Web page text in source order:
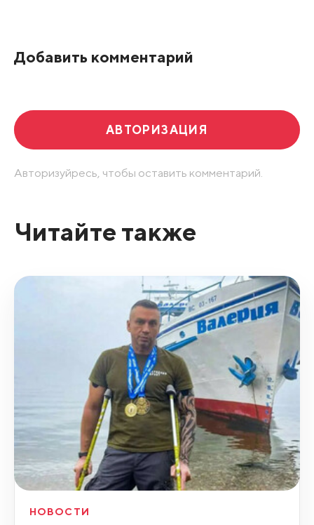
Добавить комментарий
АВТОРИЗАЦИЯ
Авторизуйресь, чтобы оставить комментарий.
Читайте также
НОВОСТИ